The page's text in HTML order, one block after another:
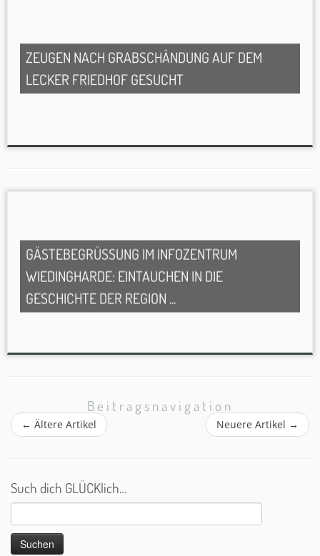
ZEUGEN NACH GRABSCHÄNDUNG AUF DEM
LECKER FRIEDHOF GESUCHT
GÄSTEBEGRÜSSUNG IM INFOZENTRUM W
IEDINGHARDE: EINTAUCHEN IN DIE G
ESCHICHTE DER REGION ...
Beitragsnavigation
← Ältere Artikel Neuere Artikel →
Such dich GLÜCKlich…
Suchen
nach: